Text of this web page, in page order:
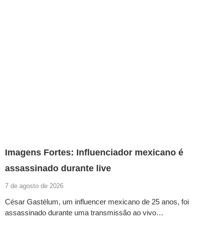
Imagens Fortes: Influenciador mexicano é
assassinado durante live
7 de agosto de 2026
César Gastélum, um influencer mexicano de 25 anos, foi
assassinado durante uma transmissão ao vivo…